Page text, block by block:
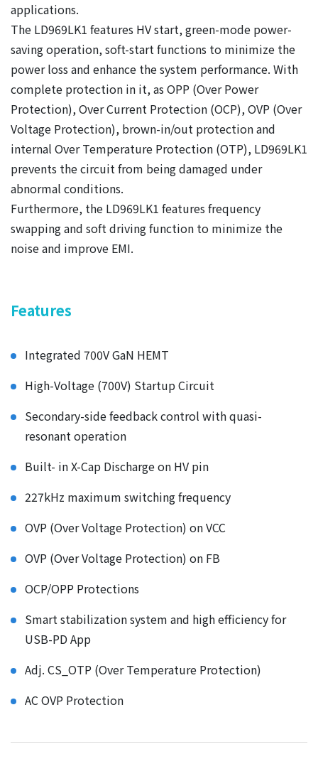
applications.
The LD969LK1 features HV start, green-mode power-
saving operation, soft-start functions to minimize the
power loss and enhance the system performance. With
complete protection in it, as OPP (Over Power
Protection), Over Current Protection (OCP), OVP (Over
Voltage Protection), brown-in/out protection and
internal Over Temperature Protection (OTP), LD969LK1
prevents the circuit from being damaged under
abnormal conditions.
Furthermore, the LD969LK1 features frequency
swapping and soft driving function to minimize the
noise and improve EMI.
Features
Integrated 700V GaN HEMT
High-Voltage (700V) Startup Circuit
Secondary-side feedback control with quasi-
resonant operation
Built- in X-Cap Discharge on HV pin
227kHz maximum switching frequency
OVP (Over Voltage Protection) on VCC
OVP (Over Voltage Protection) on FB
OCP/OPP Protections
Smart stabilization system and high efficiency for
USB-PD App
Adj. CS_OTP (Over Temperature Protection)
AC OVP Protection